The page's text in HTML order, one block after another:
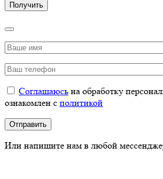
Соглашаюсь на обработку
ознакомлен с политикой
Или напишите нам в любой